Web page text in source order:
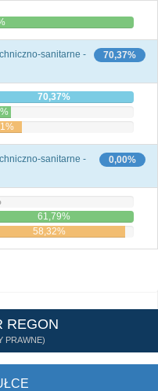
70,37%
sanitarne -
70,37%
0,00%
sanitarne -
61,79%
58,32%
REGON
PRAWNE)